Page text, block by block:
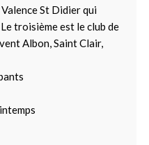
St Didier qui
troisième est le club de
Albon, Saint Clair,